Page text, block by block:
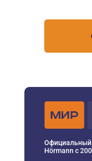
Официальный
Hörmann с